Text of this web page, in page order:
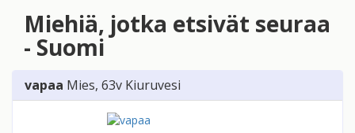
Miehiä, jotka etsivät seuraa
- Suomi
vapaa Mies, 63v Kiuruvesi